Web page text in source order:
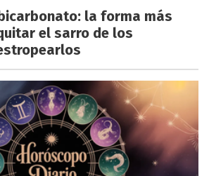
la forma más
quitar el sarro de los